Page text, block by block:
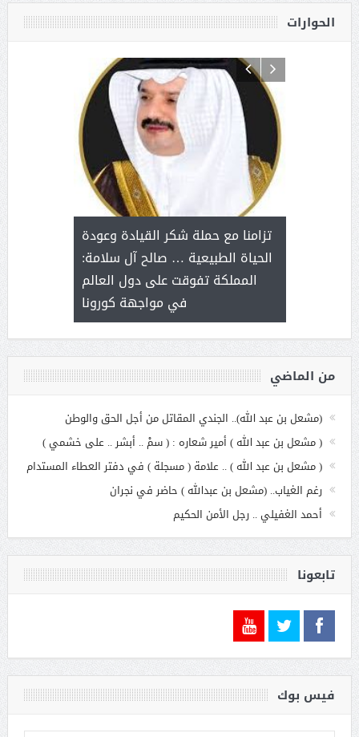
الحوارات
مع
بنت
تزامنا مع حملة شكر القيادة وعودة
الحياة الطبيعية … صالح آل سلامة:
المملكة تفوقت على دول العالم
في مواجهة كورونا
آل شرمه:
على برامج
هي أساس
من الماضي
(مشعل بن عبد الله).. الجندي المقاتل من أجل الحق والوطن
( مشعل بن عبد الله ) أمير شعاره : ( سمْ .. أبشر .. على خشمي )
( مشعل بن عبد الله ) .. علامة ( مسجلة ) في دفتر العطاء المستدام
رغم الغياب.. (مشعل بن عبدالله ) حاضر في نجران
أحمد الغفيلي .. رجل الأمن الحكيم
تابعونا
فيس بوك